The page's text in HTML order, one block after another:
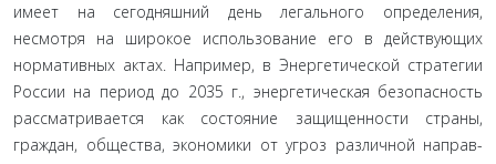
имеет на сегодняшний день легального определения,
несмотря на широкое использование его в дей­ствующих
нормативных актах. Например, в Энергетической стратегии
России на период до 2035 г., энергетическая безопас­ность
рассматривается как состояние защищенности страны,
граждан, общества, экономики от угроз различной направ­